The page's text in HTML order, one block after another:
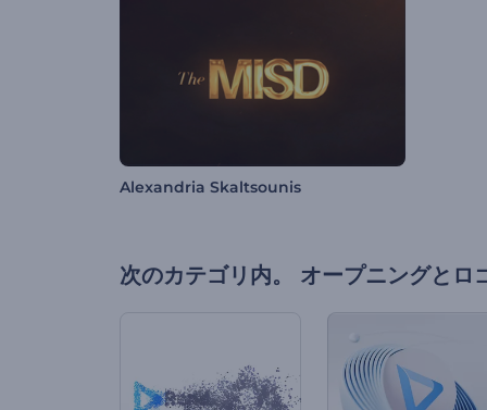
Alexandria Skaltsounis
次のカテゴリ内。 オープニングとロ